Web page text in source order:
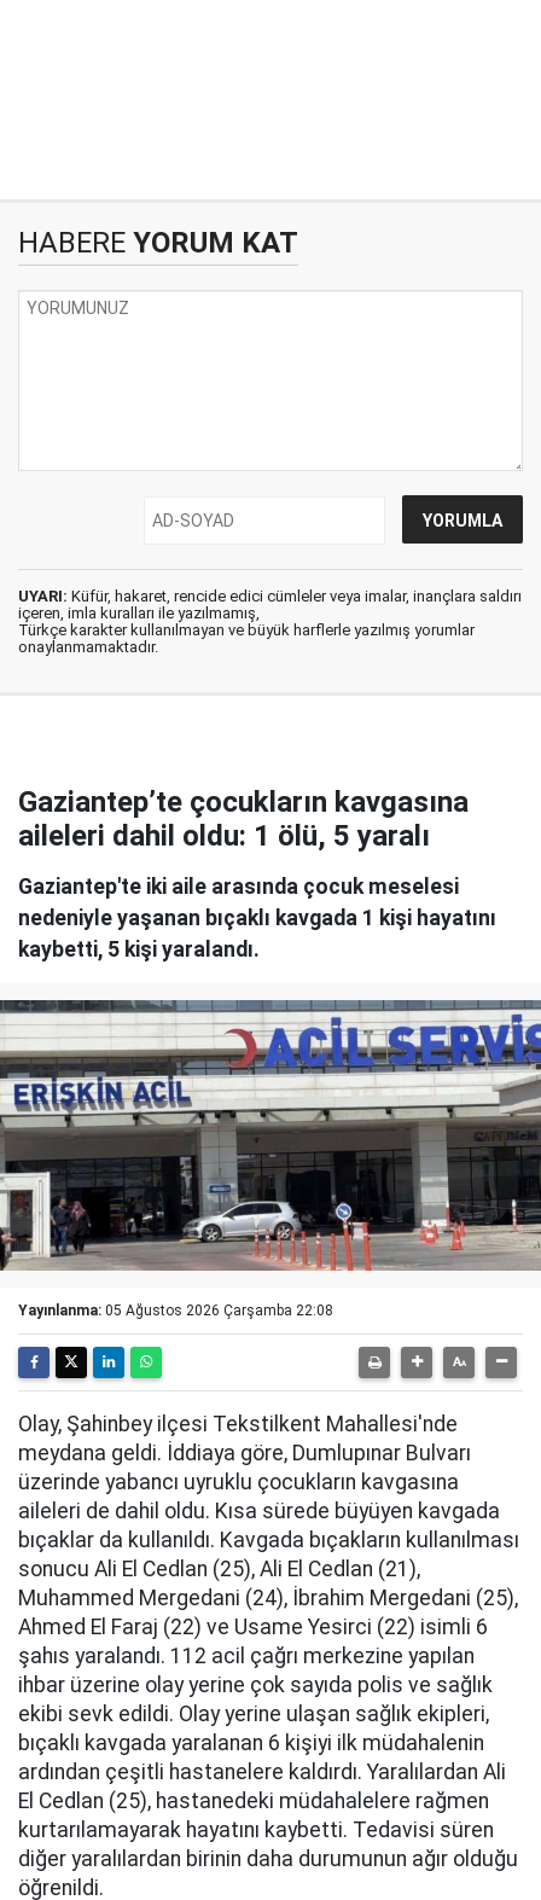
HABERE YORUM KAT
UYARI: Küfür, hakaret, rencide edici cümleler veya imalar, inançlara saldırı
içeren, imla kuralları ile yazılmamış,
Türkçe karakter kullanılmayan ve büyük harflerle yazılmış yorumlar
onaylanmamaktadır.
Gaziantep’te çocukların kavgasına
aileleri dahil oldu: 1 ölü, 5 yaralı
Gaziantep'te iki aile arasında çocuk meselesi
nedeniyle yaşanan bıçaklı kavgada 1 kişi hayatını
kaybetti, 5 kişi yaralandı.
Yayınlanma: 05 Ağustos 2026 Çarşamba 22:08
Olay, Şahinbey ilçesi Tekstilkent Mahallesi'nde
meydana geldi. İddiaya göre, Dumlupınar Bulvarı
üzerinde yabancı uyruklu çocukların kavgasına
aileleri de dahil oldu. Kısa sürede büyüyen kavgada
bıçaklar da kullanıldı. Kavgada bıçakların kullanılması
sonucu Ali El Cedlan (25), Ali El Cedlan (21),
Muhammed Mergedani (24), İbrahim Mergedani (25),
Ahmed El Faraj (22) ve Usame Yesirci (22) isimli 6
şahıs yaralandı. 112 acil çağrı merkezine yapılan
ihbar üzerine olay yerine çok sayıda polis ve sağlık
ekibi sevk edildi. Olay yerine ulaşan sağlık ekipleri,
bıçaklı kavgada yaralanan 6 kişiyi ilk müdahalenin
ardından çeşitli hastanelere kaldırdı. Yaralılardan Ali
El Cedlan (25), hastanedeki müdahalelere rağmen
kurtarılamayarak hayatını kaybetti. Tedavisi süren
diğer yaralılardan birinin daha durumunun ağır olduğu
öğrenildi.